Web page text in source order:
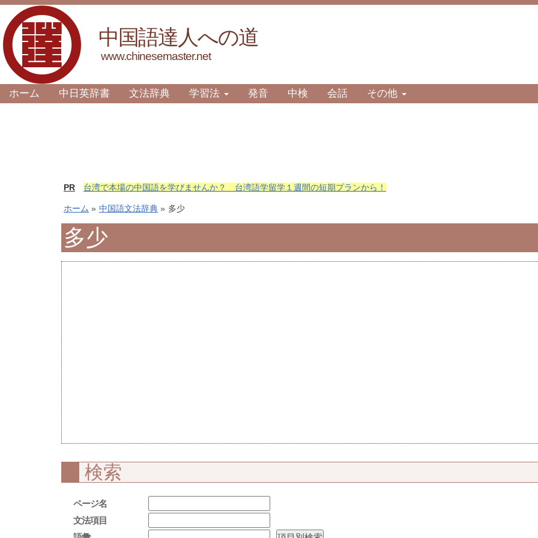
中国語達人への道
www.chinesemaster.net
ホーム 中日英辞書 文法辞典 学習法 発音 中検 会話 その他
PR 台湾で本場の中国語を学びませんか？ 台湾語学留学１週間の短期プランから！
ホーム » 中国語文法辞典 » 多少
多少
検索
ページ名
文法項目